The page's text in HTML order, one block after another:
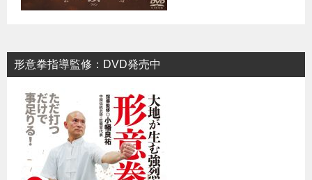
形意拳指導監修：DVD発売中